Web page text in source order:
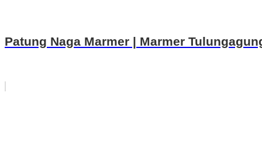
Patung Naga Marmer | Marmer